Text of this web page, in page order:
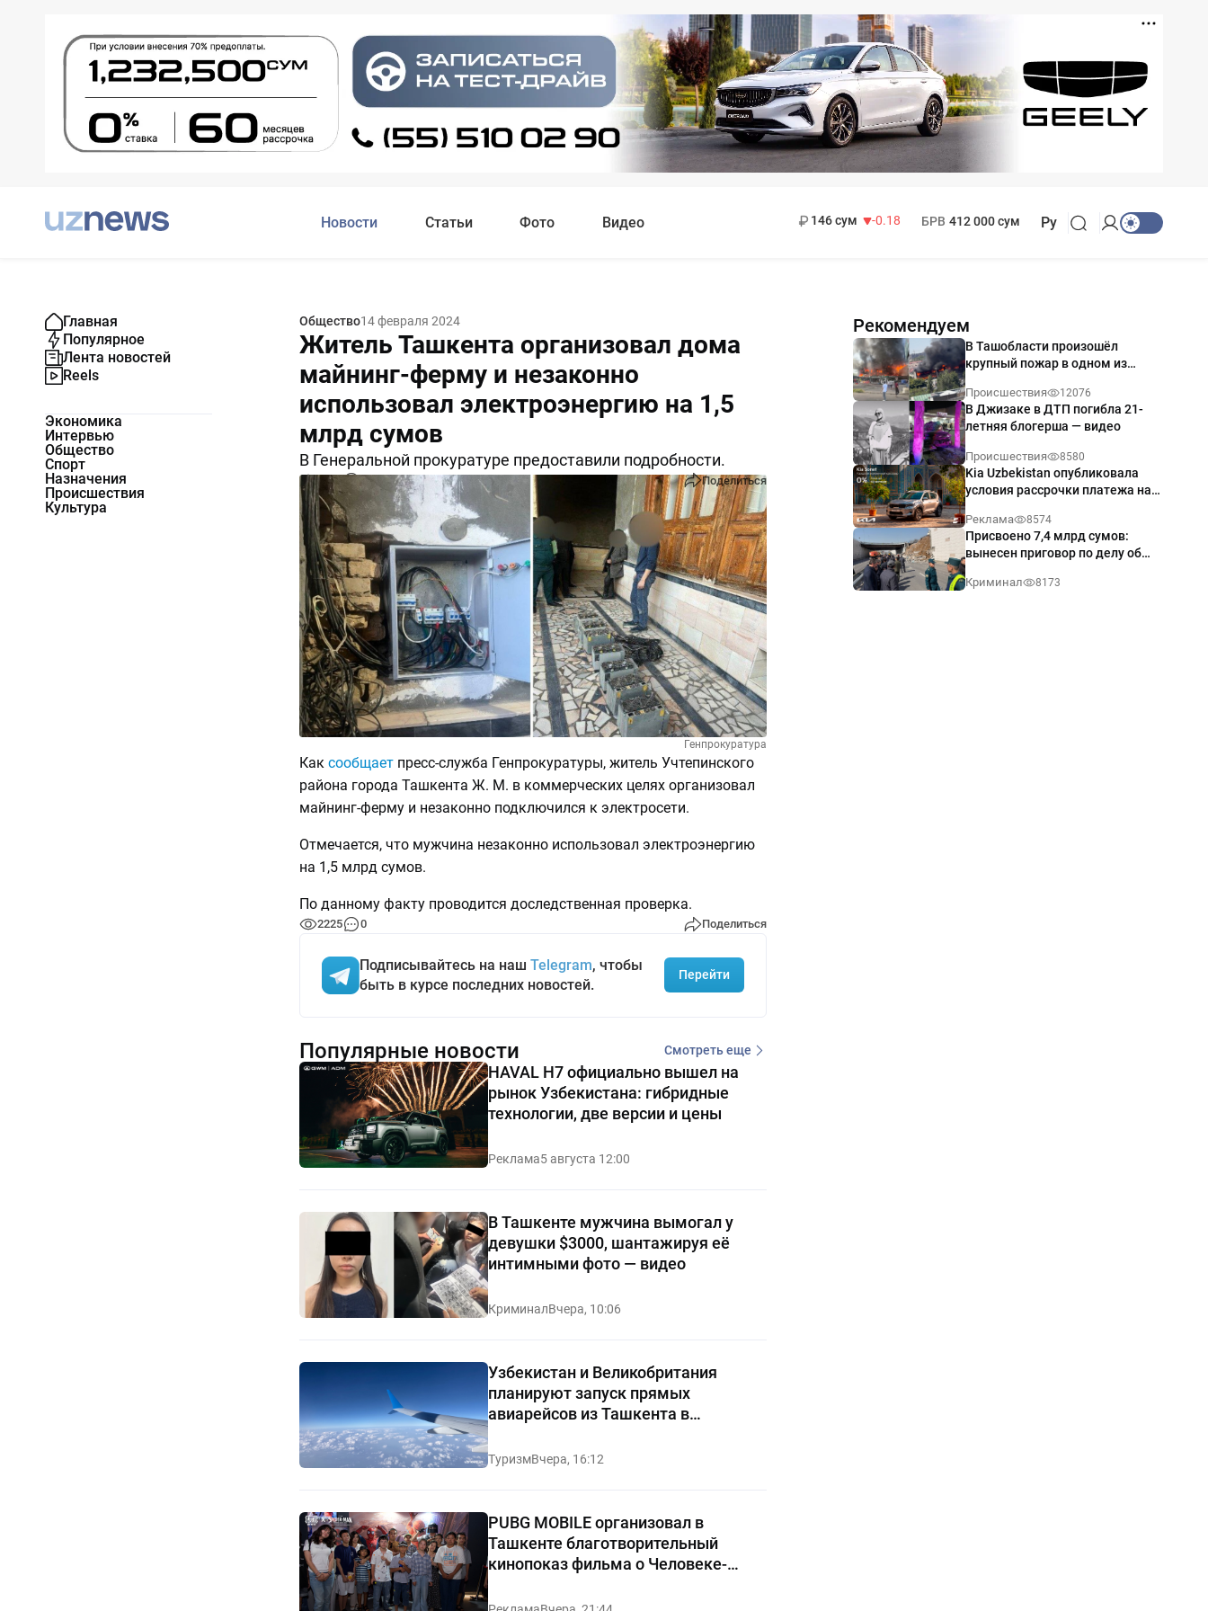
Новости Статьи Фото Видео
146 сум
-0.18
БРВ 412 000 сум Ру
Главная
Популярное
Лента новостей
Reels
Экономика
Интервью
Общество
Спорт
Назначения
Происшествия
Культура
Общество14 февраля 2024
Житель Ташкента организовал дома
майнинг-ферму и незаконно
использовал электроэнергию на 1,5
млрд сумов
В Генеральной прокуратуре предоставили подробности.
2225 0 Поделиться
Генпрокуратура
Как сообщаетпресс-служба Генпрокуратуры, житель Учтепинского
района города Ташкента Ж. М. в коммерческих целях организовал
майнинг-ферму и незаконно подключился к электросети.
Отмечается, что мужчина незаконно использовал электроэнергию
на 1,5 млрд сумов.
По данному факту проводится доследственная проверка.
2225 0 Поделиться
Подписывайтесь на наш Telegram, чтобы
быть в курсе последних новостей.
Перейти
Рекомендуем
В Ташобласти произошёл
крупный пожар в одном из
Происшествия 12076
В Джизаке в ДТП погибла 21-
летняя блогерша — видео
Происшествия 8580
Kia Uzbekistan опубликовала
условия рассрочки платежа на
годовых
Реклама 8574
Присвоено 7,4 млрд сумов:
вынесен приговор по делу об
Ташкенте
Криминал 8173
Популярные новости Смотреть еще
HAVAL H7 официально вышел на
рынок Узбекистана: гибридные
технологии, две версии и цены
Реклама5 августа 12:00
В Ташкенте мужчина вымогал у
девушки $3000, шантажируя её
интимными фото — видео
КриминалВчера, 10:06
Узбекистан и Великобритания
планируют запуск прямых
авиарейсов из Ташкента в
Манчестер
ТуризмВчера, 16:12
PUBG MOBILE организовал в
Ташкенте благотворительный
кинопоказ фильма о Человеке-
пауке